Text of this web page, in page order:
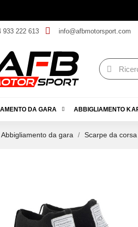
933 222 613 info@afbmotorsport.com
DA GARA ABBIGLIAMENTO
Abbigliamento da gara Scarpe da corsa